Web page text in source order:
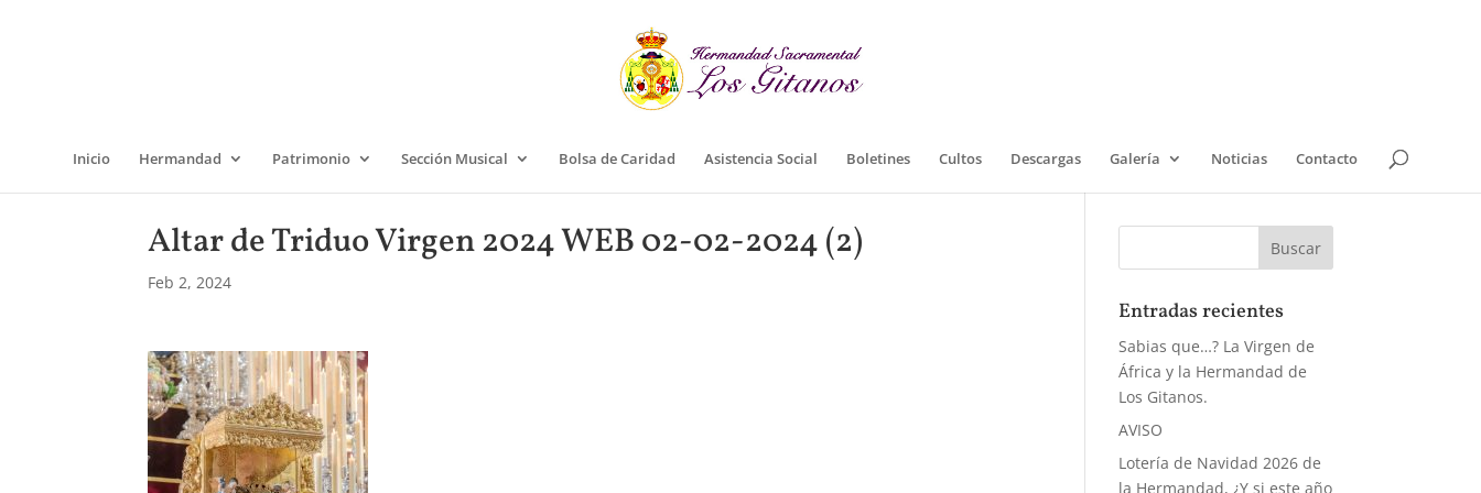
Inicio Hermandad Patrimonio Sección Musical Bolsa de Caridad Asistencia Social Boletines Cultos Descargas Galería Noticias Contacto
Altar de Triduo Virgen 2024 WEB 02-02-2024 (2)
Feb 2, 2024
Entradas recientes
Sabias que…? La Virgen de
África y la Hermandad de
Los Gitanos.
AVISO
Lotería de Navidad 2026 de
la Hermandad, ¿Y si este año